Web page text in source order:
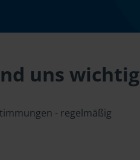
uns wichtig
- regelmäßig